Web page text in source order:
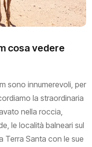
cosa vedere
sono innumerevoli, per
la straordinaria
nella roccia,
le località balneari sul
Terra Santa con le sue